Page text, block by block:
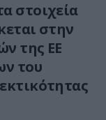
στοιχεία
στην
της ΕΕ
του